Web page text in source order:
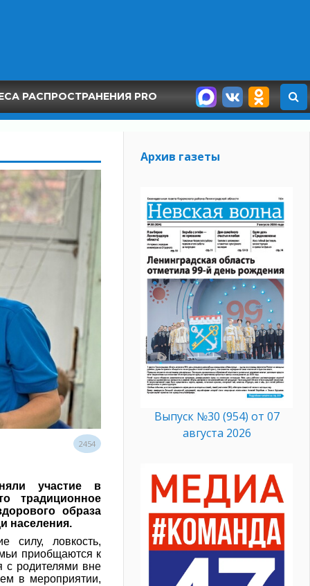
РАСПРОСТРАНЕНИЯ PRO
2454
участие в
традиционное
образа
населения.
силу, ловкость,
приобщаются к
с родителями вне
в мероприятии,
Архив газеты
Выпуск №30 (954) от 07
августа 2026